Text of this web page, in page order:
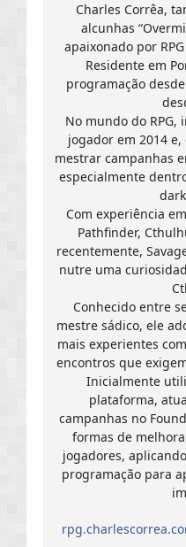
Charles Corrêa,
alcunhas
apaixonado por
Residente em
programação
No mundo do
jogador em 2014
mestrar campanhas
especialmente
Com experiência
Pathfinder,
recentemente,
nutre uma
Conhecido entre
mestre sádico, ele
mais experientes
encontros que
Inicialmente
plataforma,
campanhas no
formas de
jogadores,
programação para